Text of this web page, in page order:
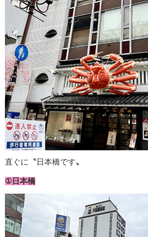
直ぐに〝日本橋です〟
①日本橋